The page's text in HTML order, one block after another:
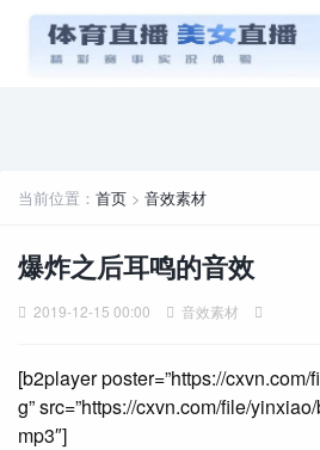
当前位置： 首页 > 音效素材
爆炸之后耳鸣的音效
2019-12-15 00:00 音效素材
[b2player poster=”https://
g” src=”https://cxvn.com/file/
mp3″]